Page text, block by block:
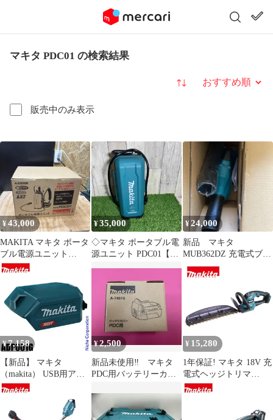
マキタ PDC01 の検索結果
販売中のみ表示
並び替え
¥43,000
MAKITA マキタ ポータ
ブル電源ユニット
PDC01 未使用 本体の
¥35,000
◇マキタ ポータブル電
源ユニット PDC01【戸
¥24,000
新品 マキタ
MUB362DZ 充電式ブロ
ワー
¥7,158
【新品】 マキタ
（makita） USB用アダ
プタ ADP001G 40Vmax
¥2,500
新品未使用‼ マキタ
PDC用バッテリーカバ
¥ 15,280
1年保証! マキタ 18V 充
電式ヘッジトリマ
MUH407DZ 本体のみ
リカン 芝生 園芸 makita